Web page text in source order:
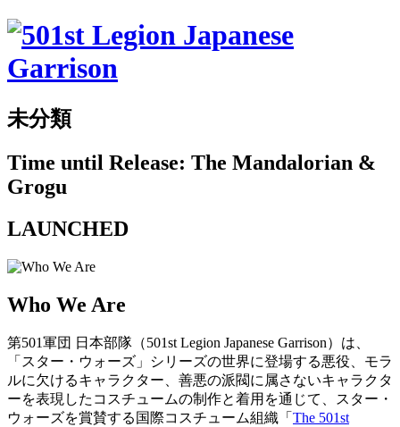
未分類
Time until Release: The Mandalorian &
Grogu
LAUNCHED
Who We Are
第501軍団 日本部隊（501st Legion Japanese Garrison）は、
「スター・ウォーズ」シリーズの世界に登場する悪役、モラ
ルに欠けるキャラクター、善悪の派閥に属さないキャラクタ
ーを表現したコスチュームの制作と着用を通じて、スター・
ウォーズを賞賛する国際コスチューム組織「 The 501st